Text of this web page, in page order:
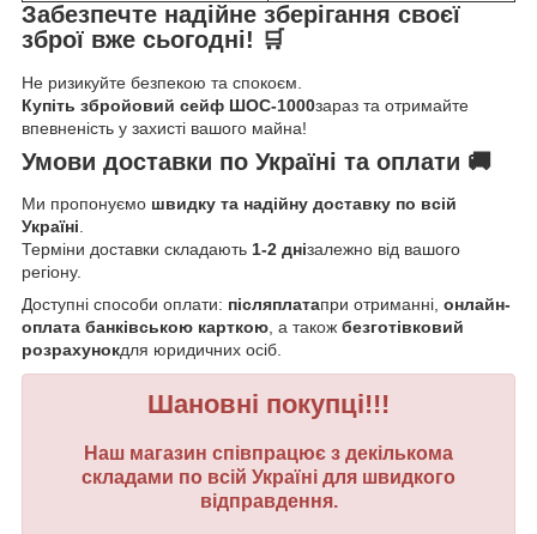
Забезпечте надійне зберігання своєї
зброї вже сьогодні! 🛒
Не ризикуйте безпекою та спокоєм.
Купіть збройовий сейф ШОС-1000зараз та отримайте
впевненість у захисті вашого майна!
Умови доставки по Україні та оплати 🚚
Ми пропонуємо швидку та надійну доставку по всій
Україні.
Терміни доставки складають 1-2 днізалежно від вашого
регіону.
Доступні способи оплати: післяплатапри отриманні, онлайн-
оплата банківською карткою, а також безготівковий
розрахунокдля юридичних осіб.
Шановні покупці!!!
Наш магазин співпрацює з декількома
складами по всій Україні для швидкого
відправдення.